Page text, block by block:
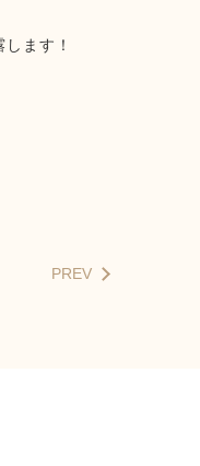
ます！
PREV